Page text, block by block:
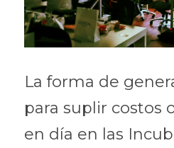
La forma de
para suplir costos
en día en las